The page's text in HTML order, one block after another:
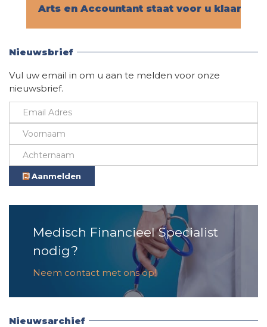
Arts en Accountant staat voor u klaar!
Nieuwsbrief
Vul uw email in om u aan te melden voor onze
nieuwsbrief.
Aanmelden
Medisch Financieel Specialist
nodig?
Neem contact met ons op!
Nieuwsarchief